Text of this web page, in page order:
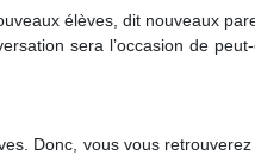
élèves, dit nouveaux
sera l’occasion de
Donc, vous vous